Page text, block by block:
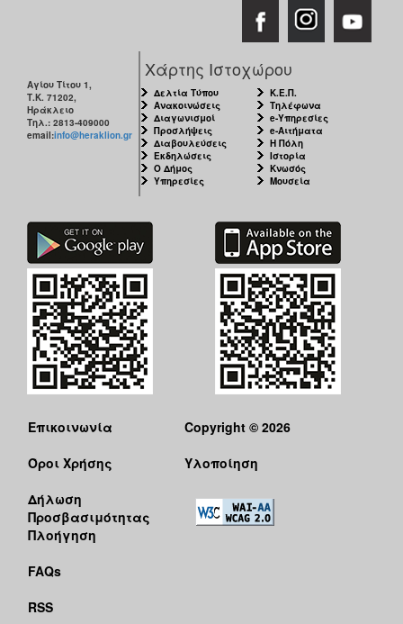
Αγίου Τίτου 1,
Τ.Κ. 71202,
Ηράκλειο
Τηλ.: 2813-409000
email:info@heraklion.gr
Χάρτης Ιστοχώρου
Δελτία Τύπου
Ανακοινώσεις
Διαγωνισμοί
Προσλήψεις
Διαβουλεύσεις
Εκδηλώσεις
Ο Δήμος
Υπηρεσίες
Κ.Ε.Π.
Τηλέφωνα
e-Υπηρεσίες
e-Αιτήματα
Η Πόλη
Ιστορία
Κνωσός
Μουσεία
Επικοινωνία
Όροι Χρήσης
Δήλωση
Προσβασιμότητας
Πλοήγηση
FAQs
RSS
Copyright © 2026
Υλοποίηση